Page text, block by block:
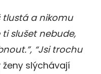
tlustá a nikomu
ti slušet nebude,
“Jsi trochu
slýchávají